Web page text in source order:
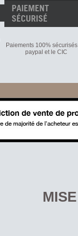
PAIEMENT
SÉCURISÉ
Paiements 100%
paypal et le CIC